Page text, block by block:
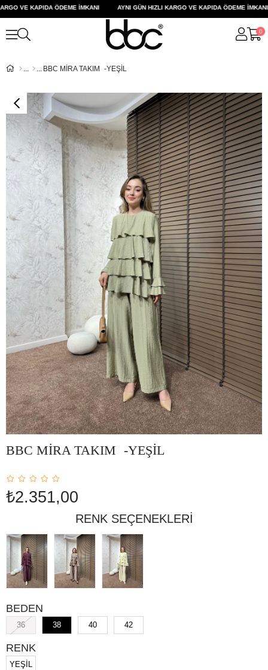
VE KAPIDA ÖDEME İMKANI AYNI GÜN HIZLI KARGO VE KAPIDA ÖDEME İMKANI
0
BBC MİRA TAKIM -YEŞİL
BBC MİRA TAKIM -YEŞİL
₺2.351,00
RENK SEÇENEKLERI
BEDEN
36 38 40 42
RENK
YEŞİL